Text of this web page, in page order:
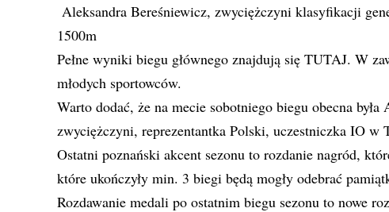
Aleksandra Bereśniewicz, zwyciężczyni klasyfikacji
1500m
Pełne wyniki biegu głównego znajdują się TUTAJ. W
młodych sportowców.
Warto dodać, że na mecie sobotniego biegu obecna
zwyciężczyni, reprezentantka Polski, uczestniczka IO w
Ostatni poznański akcent sezonu to rozdanie nagród,
które ukończyły min. 3 biegi będą mogły odebrać
Rozdawanie medali po ostatnim biegu sezonu to nowe